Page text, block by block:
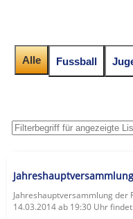
Alle Fussball
Jahreshauptversammlung der
14.03.2014 ab 19:30 Uhr